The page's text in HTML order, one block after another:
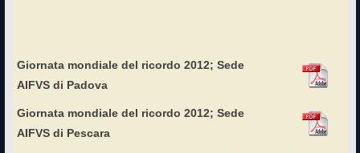
Giornata mondiale del ricordo 2012; Sede
AIFVS di Padova
Giornata mondiale del ricordo 2012; Sede
AIFVS di Pescara